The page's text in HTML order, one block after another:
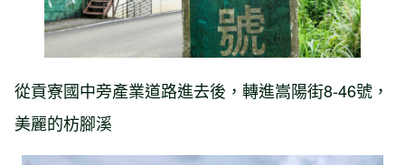
從貢寮國中旁產業道路進去後，轉進嵩陽街8-46號，
美麗的枋腳溪